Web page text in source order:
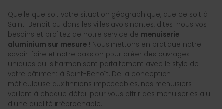
Quelle que soit votre situation géographique, que ce soit à
Saint-Benoît ou dans les villes avoisinantes, dites-nous vos
besoins et profitez de notre service de menuiserie
aluminium sur mesure ! Nous mettons en pratique notre
savoir-faire et notre passion pour créer des ouvrages
uniques qui s'harmonisent parfaitement avec le style de
votre bâtiment à Saint-Benoît. De la conception
méticuleuse aux finitions impeccables, nos menuisiers
veillent à chaque détail pour vous offrir des menuiseries alu
d'une qualité irréprochable.